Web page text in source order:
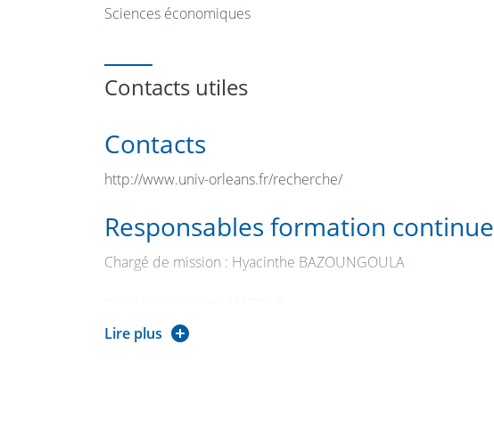
Sciences économiques
Contacts utiles
Contacts
http://www.univ-orleans.fr/recherche/
Responsables formation continue
Chargé de mission : Hyacinthe BAZOUNGOULA
Tél. : 02.38.49.43.37
Lire plus